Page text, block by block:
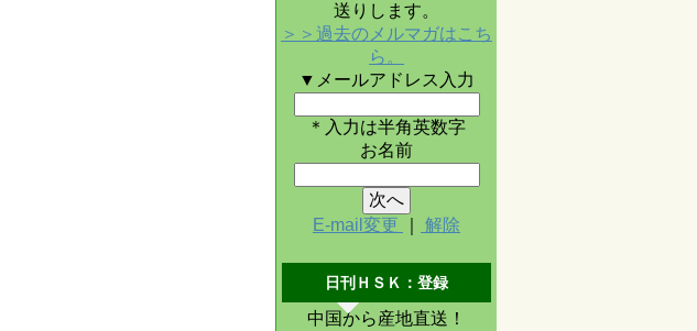
送りします。
＞＞過去のメルマガはこち
ら。
▼メールアドレス入力
＊入力は半角英数字
お名前
E-mail変更 解除
日刊ＨＳＫ：登録
中国から産地直送！